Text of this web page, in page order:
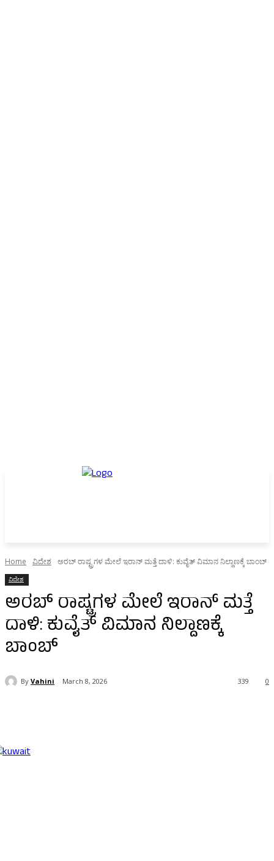
Home ವಿದೇಶ ಅರಬ್‌ ರಾಷ್ಟ್ರಗಳ ಮೇಲೆ ಇರಾನ್‌ ಮತ್ತೆ ದಾಳಿ: ಕುವೈತ್‌ ವಿಮಾನ ನಿಲ್ದಾಣಕ್ಕೆ ಬಾಂಬ್
ವಿದೇಶ
ಅರಬ್‌ ರಾಷ್ಟ್ರಗಳ ಮೇಲೆ ಇರಾನ್‌ ಮತ್ತೆ
ದಾಳಿ: ಕುವೈತ್‌ ವಿಮಾನ ನಿಲ್ದಾಣಕ್ಕೆ
ಬಾಂಬ್
By Vahini March 8, 2026 0
339